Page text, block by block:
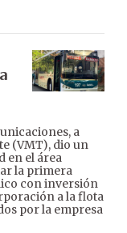
a
(VMT), dio un
en el área
la primera
con inversión
a la flota
por la empresa